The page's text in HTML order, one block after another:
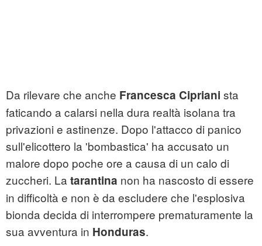
Da rilevare che anche Francesca Cipriani sta
faticando a calarsi nella dura realtà isolana tra
privazioni e astinenze. Dopo l'attacco di panico
sull'elicottero la 'bombastica' ha accusato un
malore dopo poche ore a causa di un calo di
zuccheri. La tarantina non ha nascosto di essere
in difficoltà e non è da escludere che l'esplosiva
bionda decida di interrompere prematuramente la
sua avventura in Honduras.